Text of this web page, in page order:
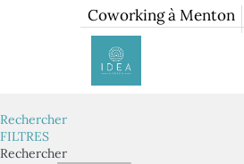
Coworking à Menton
Rechercher
FILTRES
Rechercher